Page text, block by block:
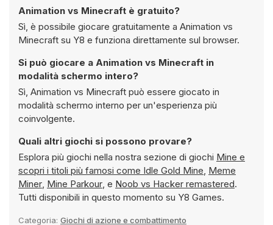
Animation vs Minecraft è gratuito?
Sì, è possibile giocare gratuitamente a Animation vs
Minecraft su Y8 e funziona direttamente sul browser.
Si può giocare a Animation vs Minecraft in
modalità schermo intero?
Sì, Animation vs Minecraft può essere giocato in
modalità schermo interno per un'esperienza più
coinvolgente.
Quali altri giochi si possono provare?
Esplora più giochi nella nostra sezione di giochi Mine e
scopri i titoli più famosi come Idle Gold Mine, Meme
Miner, Mine Parkour, e Noob vs Hacker remastered.
Tutti disponibili in questo momento su Y8 Games.
Categoria: Giochi di azione e combattimento